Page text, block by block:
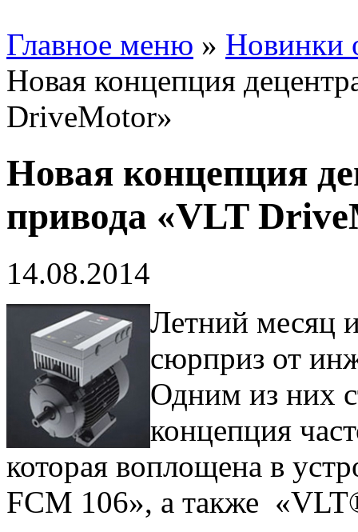
Главное меню » Новинки
Новая концепция
DriveMotor»
Новая концепция
привода «VLT
14.08.2014
Летний месяц
сюрприз от
Одним из них
концепция
которая воплощена в
FCM 106», а также